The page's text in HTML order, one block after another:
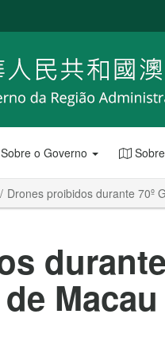
Sobre o Governo
Drones proibidos durante 70º
Macau